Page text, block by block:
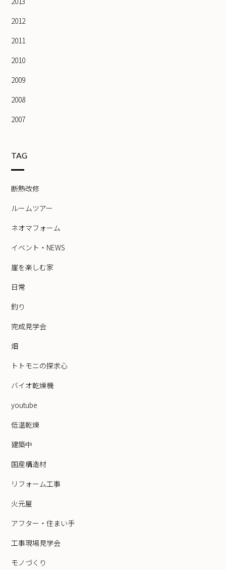
2012
2011
2010
2009
2008
2007
TAG
断熱改修
ルームツアー
ネオマフォーム
イベント・NEWS
崖を楽しむ家
日常
釣り
完成見学会
畑
トトモニの探求心
バイオ乾燥機
youtube
低温乾燥
建築中
国産構造材
リフォーム工事
火元屋
アフター・住まい手
工事現場見学会
モノづくり